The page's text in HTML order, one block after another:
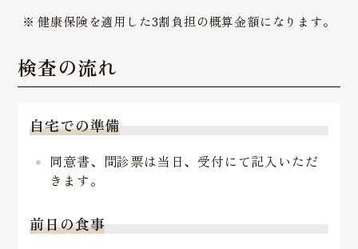
健康保険を適用した3割負担の概算金額になります。
検査の流れ
自宅での準備
同意書、問診票は当日、受付にて記入いただ
きます。
前日の食事